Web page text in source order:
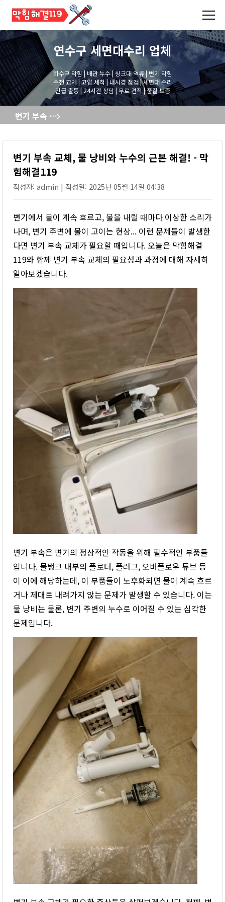
연수구 세면대수리업체
하수구 막힘 | 배관 누수 | 싱크대 역류 | 변기 막힘
수전 교체 | 고압 세척 | 내시경 점검 | 세면대 수리
긴급 출동 | 24시간 상담 | 무료 견적 | 품질 보증
변기 부속 교체, 물 낭비와 누수의 근본 해결! - 막힘해결119
변기 부속 교체, 물 낭비와 누수의 근본 해결! - 막
힘해결119
작성자: admin | 작성일: 2025년 05월 14일 04:38
변기에서 물이 계속 흐르고, 물을 내릴 때마다 이상한 소리가
나며, 변기 주변에 물이 고이는 현상... 이런 문제들이 발생한
다면 변기 부속 교체가 필요할 때입니다. 오늘은 막힘해결
119와 함께 변기 부속 교체의 필요성과 과정에 대해 자세히
알아보겠습니다.
변기 부속은 변기의 정상적인 작동을 위해 필수적인 부품들
입니다. 물탱크 내부의 플로터, 플러그, 오버플로우 튜브 등
이 이에 해당하는데, 이 부품들이 노후화되면 물이 계속 흐르
거나 제대로 내려가지 않는 문제가 발생할 수 있습니다. 이는
물 낭비는 물론, 변기 주변의 누수로 이어질 수 있는 심각한
문제입니다.